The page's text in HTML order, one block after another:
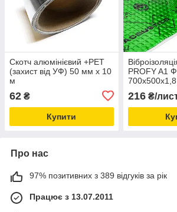
Скотч алюмінієвий +PET
(захист від УФ) 50 мм х 10
м
62 ₴
Купити
PROFY A1
216₴/
Про нас
97% позитивних з 389 відгуків за рік
Працює з 13.07.2011